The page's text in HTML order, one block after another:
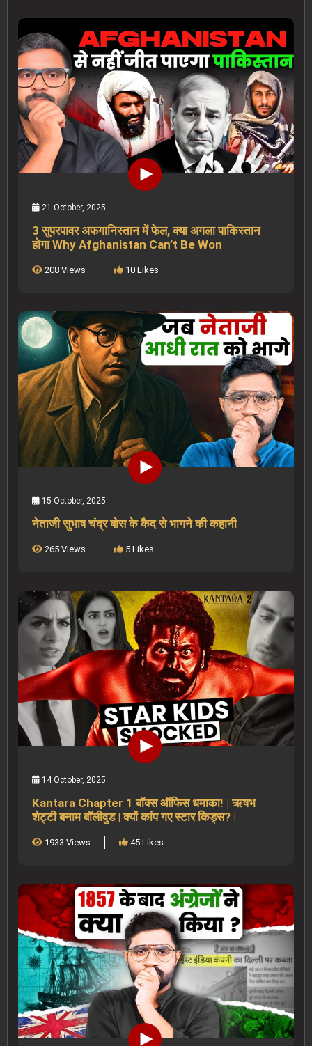
21 October, 2025
3 सुपरपावर अफगानिस्तान में फेल, क्या अगला पाकिस्तान
होगा Why Afghanistan Can’t Be Won
208 Views 10 Likes
15 October, 2025
नेताजी सुभाष चंद्र बोस के कैद से भागने की कहानी
265 Views 5 Likes
14 October, 2025
Kantara Chapter 1 बॉक्स ऑफिस धमाका! | ऋषभ
शेट्टी बनाम बॉलीवुड | क्यों कांप गए स्टार किड्स? |
1933 Views 45 Likes